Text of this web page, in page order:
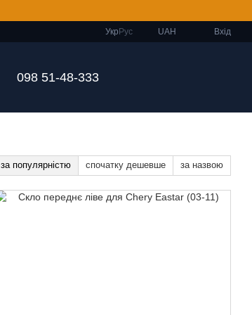
Укр Рус UAH Вхід
098 51-48-333
за популярністю спочатку дешевше за назвою